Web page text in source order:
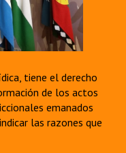
tiene el derecho
de los actos
emanados
las razones que